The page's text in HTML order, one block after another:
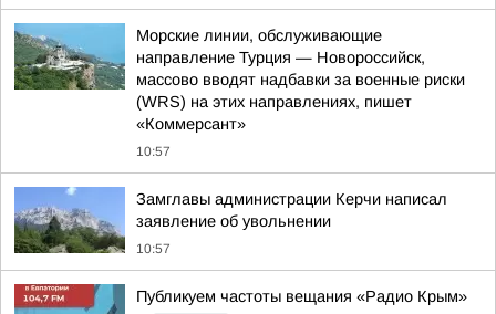
Морские линии, обслуживающие
направление Турция — Новороссийск,
массово вводят надбавки за военные риски
(WRS) на этих направлениях, пишет
«Коммерсант»
10:57
Замглавы администрации Керчи написал
заявление об увольнении
10:57
Публикуем частоты вещания «Радио Крым»